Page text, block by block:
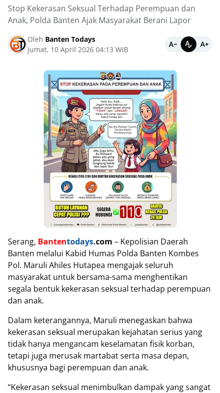
Stop Kekerasan Seksual Terhadap Perempuan dan
Anak, Polda Banten Ajak Masyarakat Berani Lapor
Oleh Banten Todays
Jumat, 10 April 2026 04:13 WIB
Serang, Bantentodays.com – Kepolisian Daerah
Banten melalui Kabid Humas Polda Banten Kombes
Pol. Maruli Ahiles Hutapea mengajak seluruh
masyarakat untuk bersama-sama menghentikan
segala bentuk kekerasan seksual terhadap perempuan
dan anak.
Dalam keterangannya, Maruli menegaskan bahwa
kekerasan seksual merupakan kejahatan serius yang
tidak hanya mengancam keselamatan fisik korban,
tetapi juga merusak martabat serta masa depan,
khususnya bagi perempuan dan anak.
“Kekerasan seksual menimbulkan dampak yang sangat